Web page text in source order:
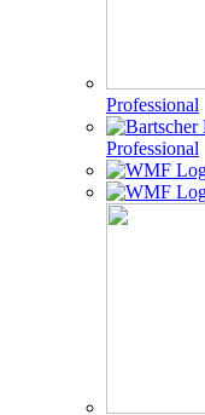
Professional
Professional